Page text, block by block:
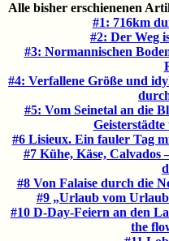
Alle bisher erschienenen
#1: 716km
#2: Der Weg
#3: Normannischen
#4: Verfallene Größe und
#5: Vom Seinetal an die
Geisterstädte
#6 Lisieux. Ein fauler Tag
#7 Kühe, Käse,
#8 Von Falaise durch die
#9 „Urlaub vom
#10 D-Day-Feiern an den
the